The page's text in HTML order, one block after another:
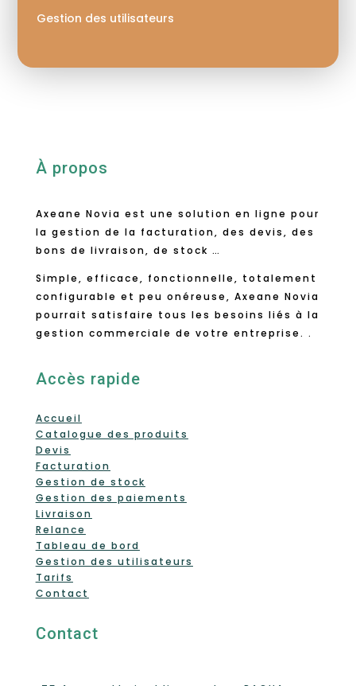
Gestion des utilisateurs
À propos
Axeane Novia est une solution en ligne pour
la gestion de la facturation, des devis, des
bons de livraison, de stock …
Simple, efficace, fonctionnelle, totalement
configurable et peu onéreuse, Axeane Novia
pourrait satisfaire tous les besoins liés à la
gestion commerciale de votre entreprise. .
Accès rapide
Accueil
Catalogue des produits
Devis
Facturation
Gestion de stock
Gestion des paiements
Livraison
Relance
Tableau de bord
Gestion des utilisateurs
Tarifs
Contact
Contact